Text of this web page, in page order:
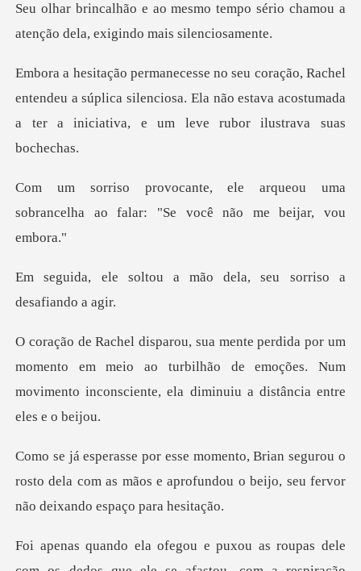
Seu olhar brincalhão e ao mesmo tempo sério c
endeu a súplica silenciosa. Ela não estava acostumada
a te
queou uma
sobrancelha ao falar: "
a mão dela, seu sorri
mento em meio ao turbilhão de emoções. Num
movimento inco
rou o
rosto dela com as mãos e aprofundou o beijo
as roupas dele